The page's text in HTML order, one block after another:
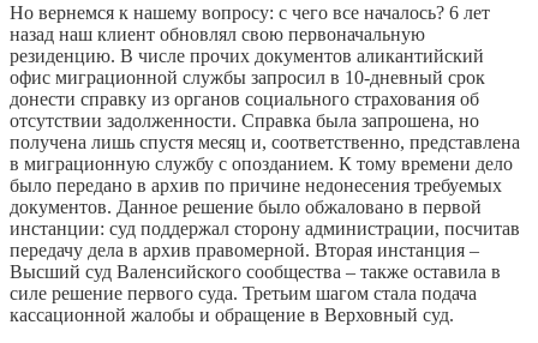
Но вернемся к нашему вопросу: с чего все началось? 6 лет
назад наш клиент обновлял свою первоначальную
резиденцию. В числе прочих документов аликантийский
офис миграционной службы запросил в 10-дневный срок
донести справку из органов социального страхования об
отсутствии задолженности. Справка была запрошена, но
получена лишь спустя месяц и, соответственно, представлена
в миграционную службу с опозданием. К тому времени дело
было передано в архив по причине недонесения требуемых
документов. Данное решение было обжаловано в первой
инстанции: суд поддержал сторону администрации, посчитав
передачу дела в архив правомерной. Вторая инстанция –
Высший суд Валенсийского сообщества – также оставила в
силе решение первого суда. Третьим шагом стала подача
кассационной жалобы и обращение в Верховный суд.